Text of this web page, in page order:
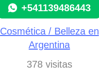
+541139486443
Cosmética / Belleza en
Argentina
378 visitas